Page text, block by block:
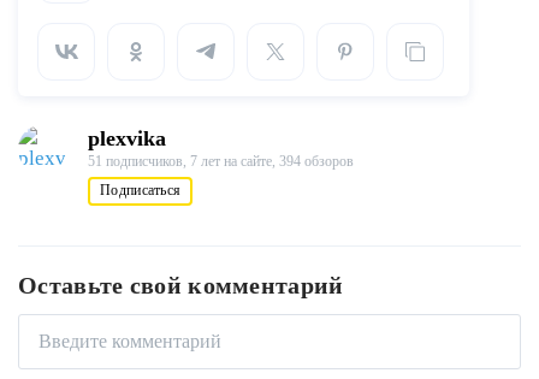
plexvika
51 подписчиков, 7 лет на сайте, 394 обзоров
Подписаться
Оставьте свой комментарий